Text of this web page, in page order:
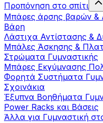
Προπόνηση στο σπίτι
Μπάρες άρσης βαρών &
Βάρη
Λάστιχα Αντίστασης &
Μπάλες Άσκησης &
Στρώματα Γυμναστικής
Μπάρες Εκγύμνασης
Φορητά Συστήματα
Σχοινάκια
Έξυπνα Βοηθήματα
Power Racks και Βάσεις
Άλλα για Γυμναστική